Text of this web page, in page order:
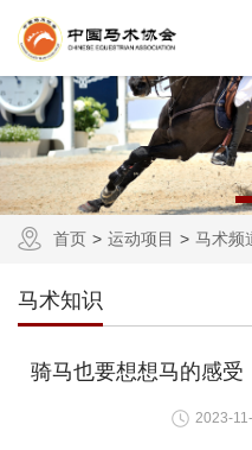
首页 运动项目 马术频
马术知识
骑马也要想想马的感受
2023-